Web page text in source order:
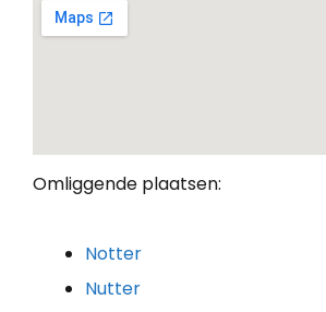
Omliggende plaatsen:
Notter
Nutter